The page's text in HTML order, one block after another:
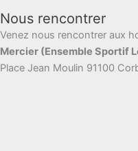
Nous rencontrer
Venez nous rencontrer aux
Mercier (Ensemble Sportif
Place Jean Moulin 91100